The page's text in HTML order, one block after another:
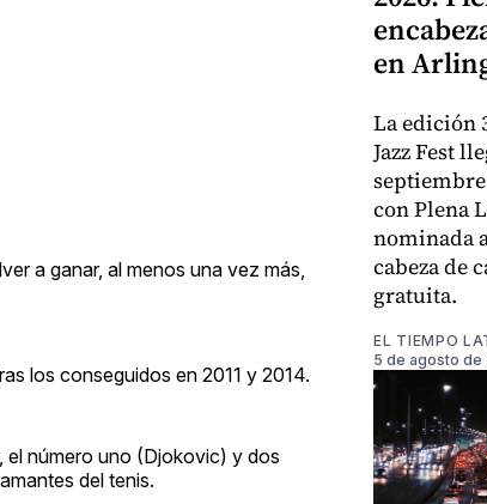
a ganar, al menos una vez más,
los conseguidos en 2011 y 2014.
el número uno (Djokovic) y dos
del tenis.
en
La edición
Jazz Fest
con Plena
nominada
cabeza de
gratuita.
EL TIEMPO
5 de agosto de